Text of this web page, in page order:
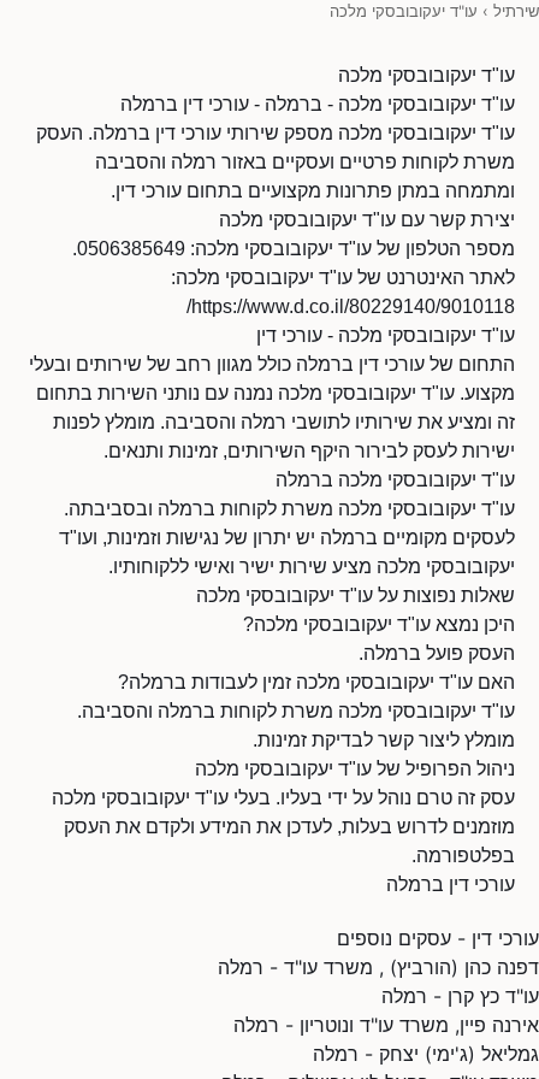
שירתיל › עו"ד יעקובובסקי מלכה
עו"ד יעקובובסקי מלכה
עו"ד יעקובובסקי מלכה - ברמלה - עורכי דין ברמלה
עו"ד יעקובובסקי מלכה מספק שירותי עורכי דין ברמלה. העסק
משרת לקוחות פרטיים ועסקיים באזור רמלה והסביבה
ומתמחה במתן פתרונות מקצועיים בתחום עורכי דין.
יצירת קשר עם עו"ד יעקובובסקי מלכה
מספר הטלפון של עו"ד יעקובובסקי מלכה: 0506385649.
לאתר האינטרנט של עו"ד יעקובובסקי מלכה:
https://www.d.co.il/80229140/9010118/
עו"ד יעקובובסקי מלכה - עורכי דין
התחום של עורכי דין ברמלה כולל מגוון רחב של שירותים ובעלי
מקצוע. עו"ד יעקובובסקי מלכה נמנה עם נותני השירות בתחום
זה ומציע את שירותיו לתושבי רמלה והסביבה. מומלץ לפנות
ישירות לעסק לבירור היקף השירותים, זמינות ותנאים.
עו"ד יעקובובסקי מלכה ברמלה
עו"ד יעקובובסקי מלכה משרת לקוחות ברמלה ובסביבתה.
לעסקים מקומיים ברמלה יש יתרון של נגישות וזמינות, ועו"ד
יעקובובסקי מלכה מציע שירות ישיר ואישי ללקוחותיו.
שאלות נפוצות על עו"ד יעקובובסקי מלכה
היכן נמצא עו"ד יעקובובסקי מלכה?
העסק פועל ברמלה.
האם עו"ד יעקובובסקי מלכה זמין לעבודות ברמלה?
עו"ד יעקובובסקי מלכה משרת לקוחות ברמלה והסביבה.
מומלץ ליצור קשר לבדיקת זמינות.
ניהול הפרופיל של עו"ד יעקובובסקי מלכה
עסק זה טרם נוהל על ידי בעליו. בעלי עו"ד יעקובובסקי מלכה
מוזמנים לדרוש בעלות, לעדכן את המידע ולקדם את העסק
בפלטפורמה.
עורכי דין ברמלה
עורכי דין - עסקים נוספים
דפנה כהן (הורביץ) , משרד עו"ד - רמלה
עו"ד כץ קרן - רמלה
אירנה פיין, משרד עו"ד ונוטריון - רמלה
גמליאל (ג'ימי) יצחק - רמלה